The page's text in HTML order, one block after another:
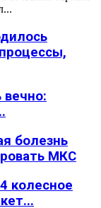
болезнь
МКС
колесное